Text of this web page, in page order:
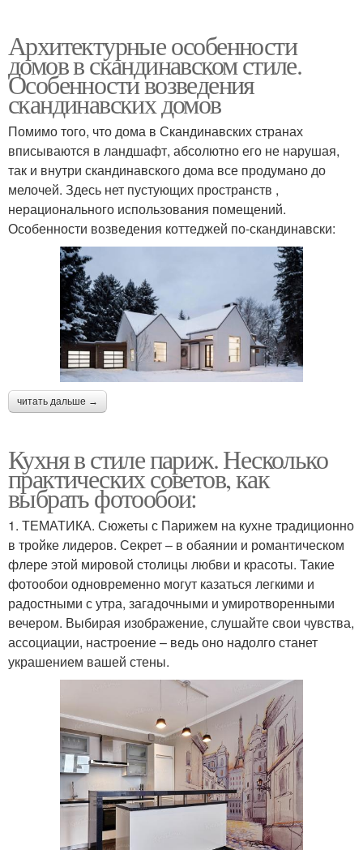
Архитектурные особенности
домов в скандинавском стиле.
Особенности возведения
скандинавских домов
Помимо того, что дома в Скандинавских странах
вписываются в ландшафт, абсолютно его не нарушая,
так и внутри скандинавского дома все продумано до
мелочей. Здесь нет пустующих пространств ,
нерационального использования помещений.
Особенности возведения коттеджей по-скандинавски:
читать дальше →
Кухня в стиле париж. Несколько
практических советов, как
выбрать фотообои:
1. ТЕМАТИКА. Сюжеты с Парижем на кухне традиционно
в тройке лидеров. Секрет – в обаянии и романтическом
флере этой мировой столицы любви и красоты. Такие
фотообои одновременно могут казаться легкими и
радостными с утра, загадочными и умиротворенными
вечером. Выбирая изображение, слушайте свои чувства,
ассоциации, настроение – ведь оно надолго станет
украшением вашей стены.